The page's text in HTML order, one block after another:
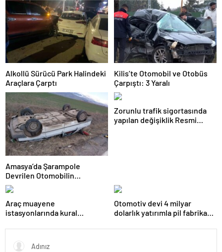
Alkollü Sürücü Park Halindeki
Araçlara Çarptı
Kilis’te Otomobil ve Otobüs
Çarpıştı: 3 Yaralı
Amasya’da Şarampole
Devrilen Otomobilin
Sürücüsü Yaralandı
Zorunlu trafik sigortasında
yapılan değişiklik Resmi
Araç muayene
istasyonlarında kural
yayımlanarak yürürlüğe girdi
Otomotiv devi 4 milyar
dolarlık yatırımla pil fabrikası